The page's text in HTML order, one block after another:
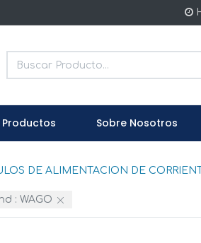
Sobre Nosotros
DE ALIMENTACION DE
: WAGO